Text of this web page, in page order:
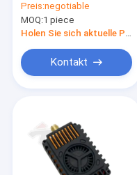
Produkte
Videos
Image Transmission
UAV RC Drone 9CH
VTX
Preis:negotiable
MOQ:1 piece
Holen Sie sich aktuelle Preis
Kontakt